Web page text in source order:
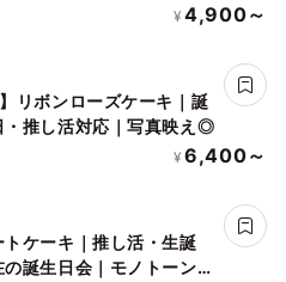
¥ 4,900～
リボンローズケーキ｜誕
・推し活対応｜写真映え◎
¥ 6,400～
ケーキ｜推し活・生誕
誕生日会｜モノトーン量